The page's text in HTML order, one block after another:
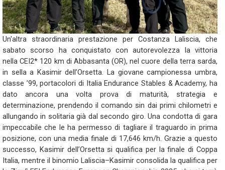
Un'altra straordinaria prestazione per Costanza Laliscia, che
sabato scorso ha conquistato con autorevolezza la vittoria
nella CEI2* 120 km di Abbasanta (OR), nel cuore della terra sarda,
in sella a Kasimir dell’Orsetta. La giovane campionessa umbra,
classe ’99, portacolori di Italia Endurance Stables & Academy, ha
dato ancora una volta prova di maturità, strategia e
determinazione, prendendo il comando sin dai primi chilometri e
allungando in solitaria già dal secondo giro. Una condotta di gara
impeccabile che le ha permesso di tagliare il traguardo in prima
posizione, con una media finale di 17,646 km/h. Grazie a questo
successo, Kasimir dell’Orsetta si qualifica per la finale di Coppa
Italia, mentre il binomio Laliscia–Kasimir consolida la qualifica per